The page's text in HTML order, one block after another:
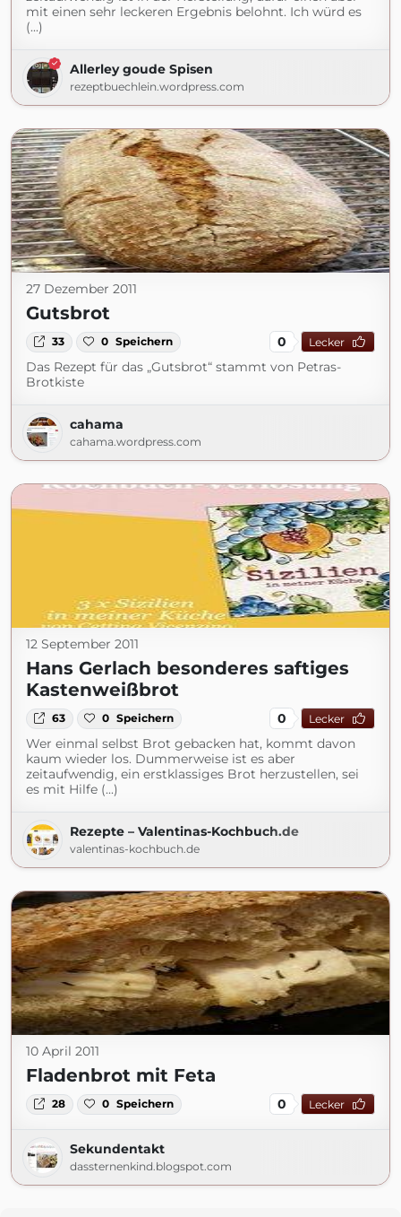
mit einen sehr leckeren Ergebnis belohnt. Ich würd es
(...)
Allerley goude Spisen
rezeptbuechlein.wordpress.com
27 Dezember 2011
Gutsbrot
33 0 Speichern 0 Lecker
Das Rezept für das „Gutsbrot“ stammt von Petras-
Brotkiste
cahama
cahama.wordpress.com
12 September 2011
Hans Gerlach besonderes saftiges
Kastenweißbrot
63 0 Speichern 0 Lecker
Wer einmal selbst Brot gebacken hat, kommt davon
kaum wieder los. Dummerweise ist es aber
zeitaufwendig, ein erstklassiges Brot herzustellen, sei
es mit Hilfe (...)
Rezepte – Valentinas-Kochbuch.de
valentinas-kochbuch.de
10 April 2011
Fladenbrot mit Feta
28 0 Speichern 0 Lecker
Sekundentakt
dassternenkind.blogspot.com